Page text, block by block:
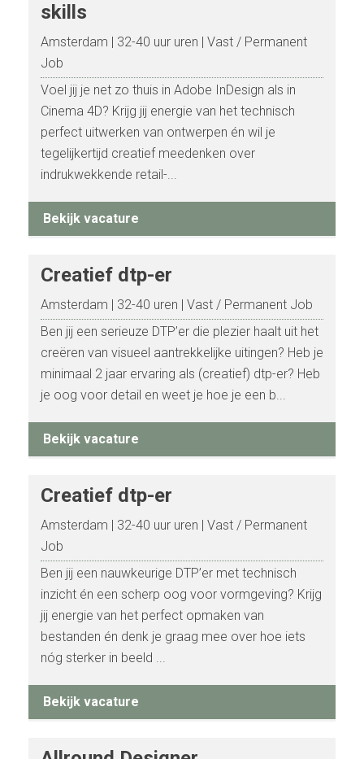
skills
Amsterdam 32-40 uur uren
Vast / Permanent
Job
Voel jij je net zo thuis in Adobe InDesign als in
Cinema 4D? Krijg jij energie van het technisch
perfect uitwerken van ontwerpen én wil je
tegelijkertijd creatief meedenken over
indrukwekkende retail-...
Bekijk vacature
Creatief dtp-er
Amsterdam 32-40 uren
Vast / Permanent Job
Ben jij een serieuze DTP’er die plezier haalt uit het
creëren van visueel aantrekkelijke uitingen? Heb je
minimaal 2 jaar ervaring als (creatief) dtp-er? Heb
je oog voor detail en weet je hoe je een b...
Bekijk vacature
Creatief dtp-er
Amsterdam 32-40 uur uren
Vast / Permanent
Job
Ben jij een nauwkeurige DTP’er met technisch
inzicht én een scherp oog voor vormgeving? Krijg
jij energie van het perfect opmaken van
bestanden én denk je graag mee over hoe iets
nóg sterker in beeld ...
Bekijk vacature